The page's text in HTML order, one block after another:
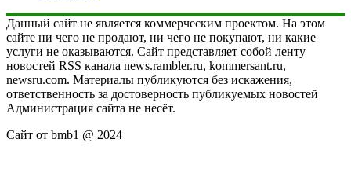
Данный сайт не является коммерческим проектом. На этом
сайте ни чего не продают, ни чего не покупают, ни какие
услуги не оказываются. Сайт представляет собой ленту
новостей RSS канала news.rambler.ru, kommersant.ru,
newsru.com. Материалы публикуются без искажения,
ответственность за достоверность публикуемых новостей
Администрация сайта не несёт.
Сайт от bmb1 @ 2024